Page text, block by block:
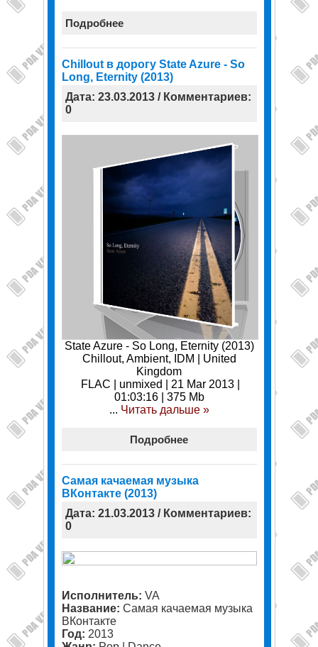
Подробнее
Chillout в дорогу State Azure - So
Long, Eternity (2013)
Дата: 23.03.2013 / Комментариев:
0
State Azure - So Long, Eternity (2013)
Chillout, Ambient, IDM | United
Kingdom
FLAC | unmixed | 21 Mar 2013 |
01:03:16 | 375 Mb
... Читать дальше »
Подробнее
Самая качаемая музыка
ВКонтакте (2013)
Дата: 21.03.2013 / Комментариев:
0
Исполнитель: VA
Название: Самая качаемая музыка
ВКонтакте
Год: 2013